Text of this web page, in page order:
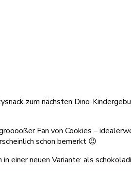
zum nächsten Dino-
Fan von Cookies –
schon bemerkt 😉
einer neuen Variante: als